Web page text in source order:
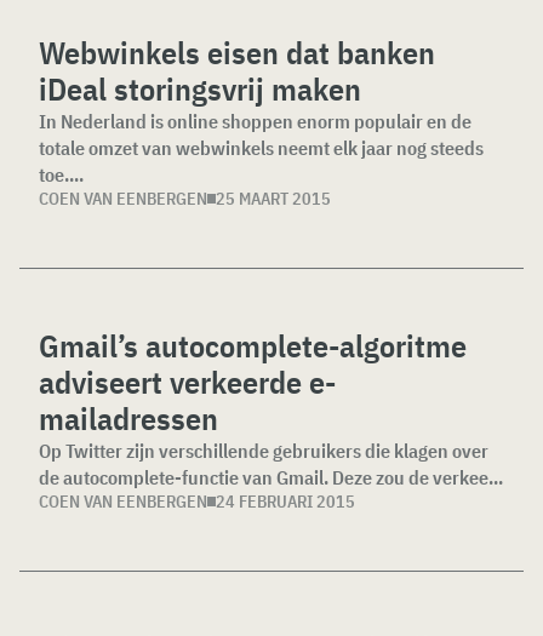
Webwinkels eisen dat banken
iDeal storingsvrij maken
In Nederland is online shoppen enorm populair en de
totale omzet van webwinkels neemt elk jaar nog steeds
toe....
COEN VAN EENBERGEN 25 MAART 2015
Gmail’s autocomplete-algoritme
adviseert verkeerde e-
mailadressen
Op Twitter zijn verschillende gebruikers die klagen over
de autocomplete-functie van Gmail. Deze zou de verkee...
COEN VAN EENBERGEN 24 FEBRUARI 2015